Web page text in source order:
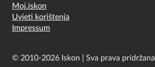
Moj.iskon
Uvjeti korištenja
Impressum
© 2010-2026 Iskon | Sva prava pridržana